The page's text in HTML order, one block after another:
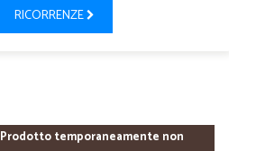
RICORRENZE
Prodotto temporaneamente non